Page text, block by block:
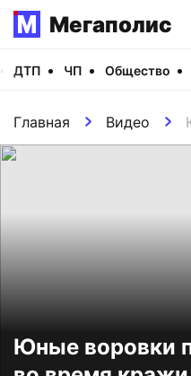
Мегаполис
ДТП ЧП Общество
Главная Видео
Юные воровки